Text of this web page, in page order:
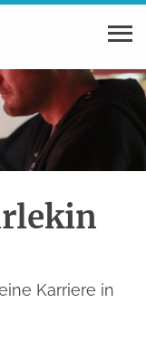
Karriere in